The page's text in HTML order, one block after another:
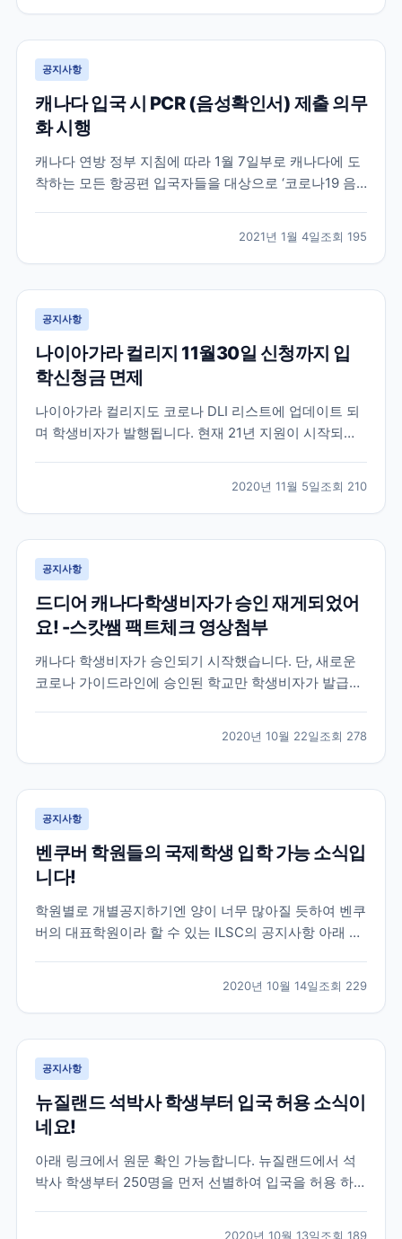
공지사항
캐나다 입국 시 PCR (음성확인서) 제출 의무
화 시행
캐나다 연방 정부 지침에 따라 1월 7일부로 캐나다에 도
착하는 모든 항공편 입국자들을 대상으로 ‘코로나19 음
입국자는 출국 국가에서 출국 72시간 이내(3일) COVID-
19 (PCR) 검사를 받고 영문 음성...
2021년 1월 4일조회 195
공지사항
나이아가라 컬리지 11월30일 신청까지 입
학신청금 면제
나이아가라 컬리지도 코로나 DLI 리스트에 업데이트 되
며 학생비자가 발행됩니다. 현재 21년 지원이 시작되었
2020년 11월 5일조회 210
공지사항
드디어 캐나다학생비자가 승인 재게되었어
요! -스캇쌤 팩트체크 영상첨부
캐나다 학생비자가 승인되기 시작했습니다. 단, 새로운
코로나 가이드라인에 승인된 학교만 학생비자가 발급됩
2020년 10월 22일조회 278
공지사항
벤쿠버 학원들의 국제학생 입학 가능 소식입
니다!
학원별로 개별공지하기엔 양이 너무 많아질 듯하여 벤쿠
버의 대표학원이라 할 수 있는 ILSC의 공지사항 아래 첨
위한 새로운 DLI넘버의 발표가 시작되고 있습니다. 벤쿠
버에 많은 학원 및 교육기관들이 현재 심사중이거나 심...
2020년 10월 14일조회 229
공지사항
뉴질랜드 석박사 학생부터 입국 허용 소식이
네요!
아래 링크에서 원문 확인 가능합니다. 뉴질랜드에서 석
박사 학생부터 250명을 먼저 선별하여 입국을 허용 하겠
2020년 10월 13일조회 189